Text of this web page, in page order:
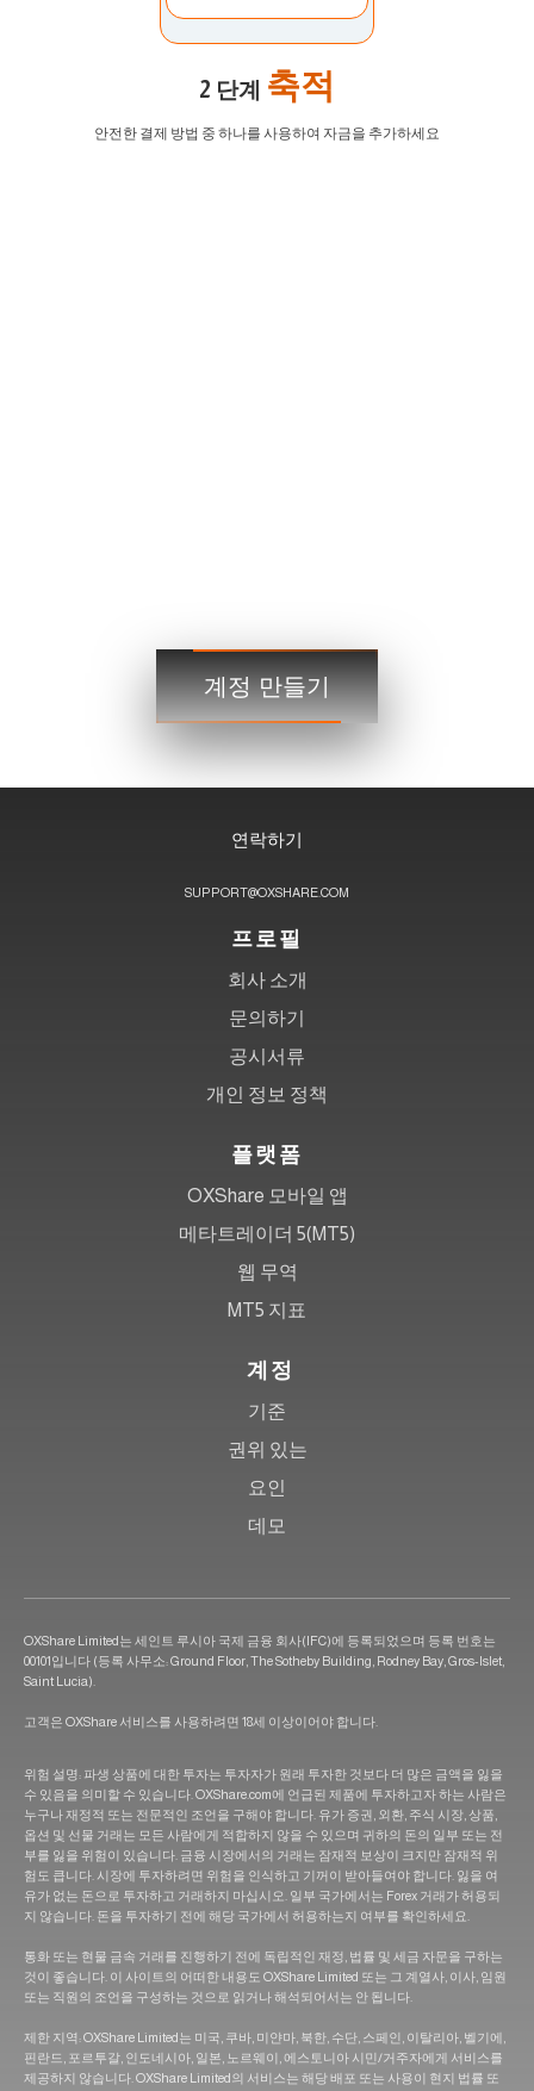
2 단계 축적
안전한 결제 방법 중 하나를 사용하여 자금을 추가하세요
3단계거래
계정 만들기
연락하기
SUPPORT@OXSHARE.COM
프로필
회사 소개
문의하기
공시서류
개인 정보 정책
플랫폼
OXShare 모바일 앱
메타트레이더 5(MT5)
웹 무역
MT5 지표
계정
기준
권위 있는
요인
데모
OXShare Limited는 세인트 루시아 국제 금융 회사(IFC)에 등록되었으며 등록 번호는
00101입니다 (등록 사무소: Ground Floor, The Sotheby Building, Rodney Bay, Gros-Islet,
Saint Lucia).
고객은 OXShare 서비스를 사용하려면 18세 이상이어야 합니다.
위험 설명: 파생 상품에 대한 투자는 투자자가 원래 투자한 것보다 더 많은 금액을 잃을
수 있음을 의미할 수 있습니다. OXShare.com에 언급된 제품에 투자하고자 하는 사람은
누구나 재정적 또는 전문적인 조언을 구해야 합니다. 유가 증권, 외환, 주식 시장, 상품,
옵션 및 선물 거래는 모든 사람에게 적합하지 않을 수 있으며 귀하의 돈의 일부 또는 전
부를 잃을 위험이 있습니다. 금융 시장에서의 거래는 잠재적 보상이 크지만 잠재적 위
험도 큽니다. 시장에 투자하려면 위험을 인식하고 기꺼이 받아들여야 합니다. 잃을 여
유가 없는 돈으로 투자하고 거래하지 마십시오. 일부 국가에서는 Forex 거래가 허용되
지 않습니다. 돈을 투자하기 전에 해당 국가에서 허용하는지 여부를 확인하세요.
통화 또는 현물 금속 거래를 진행하기 전에 독립적인 재정, 법률 및 세금 자문을 구하는
것이 좋습니다. 이 사이트의 어떠한 내용도 OXShare Limited 또는 그 계열사, 이사, 임원
또는 직원의 조언을 구성하는 것으로 읽거나 해석되어서는 안 됩니다.
제한 지역: OXShare Limited는 미국, 쿠바, 미얀마, 북한, 수단, 스페인, 이탈리아, 벨기에,
핀란드, 포르투갈, 인도네시아, 일본, 노르웨이, 에스토니아 시민/거주자에게 서비스를
제공하지 않습니다. OXShare Limited의 서비스는 해당 배포 또는 사용이 현지 법률 또